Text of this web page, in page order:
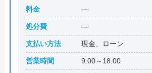
料金 ―
処分費 ―
支払い方法 現金、ローン
営業時間 9:00～18:00